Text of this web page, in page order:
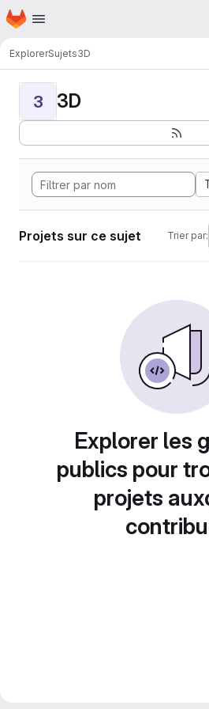
Passer au contenu principal
Page d'accueil
ExplorerSujets3D
3 3D
Projets sur ce sujet Trier par:
Explorer les
publics pour
projets